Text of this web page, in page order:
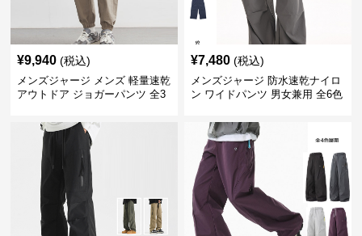
¥9,940 (税込)
メンズジャージ メンズ 軽量速乾
アウトドア ジョガーパンツ 全3
¥7,480 (税込)
メンズジャージ 防水速乾ナイロ
ン ワイドパンツ 男女兼用 全6色